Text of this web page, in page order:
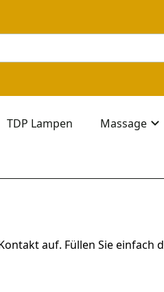
TDP Lampen Massage
auf. Füllen Sie